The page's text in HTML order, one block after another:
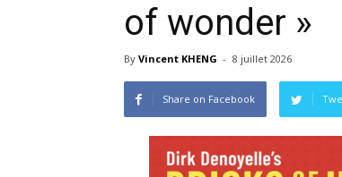
of wonder »
By Vincent KHENG - 8 juillet 2026
Share on Facebook